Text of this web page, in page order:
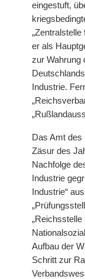
eingestuft,
er als
zur Wahrung
Industrie.
Das Amt
Zäsur des
Nachfolge
Industrie
Industrie“
„Reichsstelle
Aufbau der
Schritt zur